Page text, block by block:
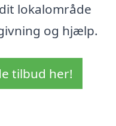
lokalområde
og hjælp.
tilbud her!